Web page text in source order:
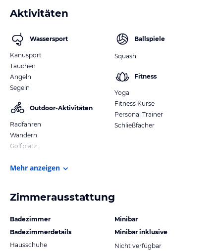
Aktivitäten
Wassersport
Kanusport
Tauchen
Angeln
Segeln
Outdoor-Aktivitäten
Radfahren
Wandern
Golfplatz
Ballspiele
Squash
Fitness
Yoga
Fitness Kurse
Personal Trainer
Schließfächer
Mehr anzeigen
Zimmerausstattung
Badezimmer
Badezimmerdetails
Hausschuhe
Minibar
Minibar inklusive
Nicht verfügbar